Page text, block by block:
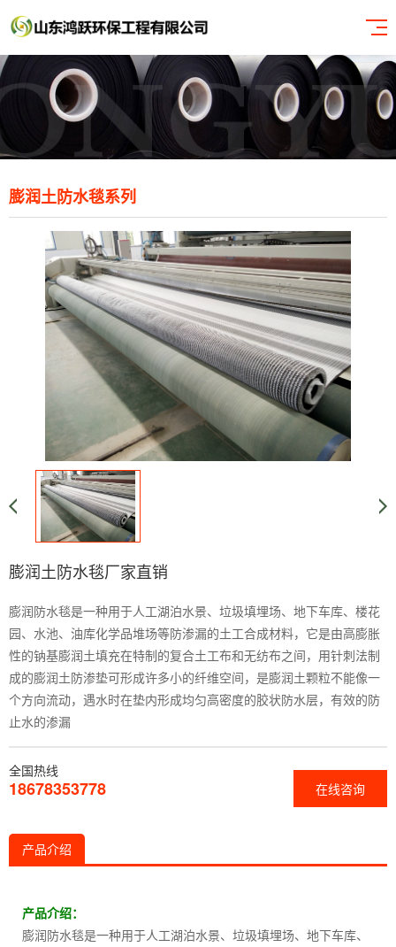
膨润土防水毯系列
膨润土防水毯厂家直销
膨润防水毯是一种用于人工湖泊水景、垃圾填埋场、地下车库、楼花
园、水池、油库化学品堆场等防渗漏的土工合成材料，它是由高膨胀
性的钠基膨润土填充在特制的复合土工布和无纺布之间，用针刺法制
成的膨润土防渗垫可形成许多小的纤维空间，是膨润土颗粒不能像一
个方向流动，遇水时在垫内形成均匀高密度的胶状防水层，有效的防
止水的渗漏
在线咨询
全国热线
18678353778
产品介绍
产品介绍：
膨润防水毯是一种用于人工湖泊水景、垃圾填埋场、地下车库、